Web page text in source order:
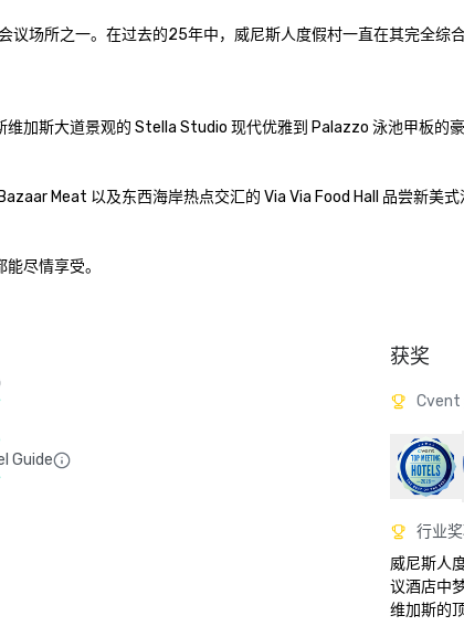
场所之一。在过去的25年中，威尼斯人度假村一直在其完全综
加斯大道景观的 Stella Studio 现代优雅到 Palazzo 泳池甲板的
Meat 以及东西海岸热点交汇的 Via Via Food Hall 品尝新美
尽情享受。
Guide
获奖
Cvent
行业
威尼斯人
议酒店中
维加斯的